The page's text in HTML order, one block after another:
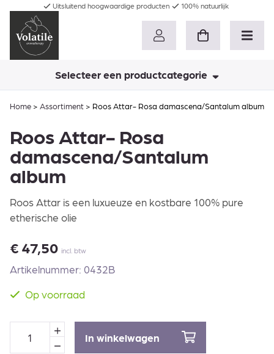
Uitsluitend hoogwaardige producten 100% natuurlijk
Selecteer een productcategorie
Home > Assortiment > Roos Attar- Rosa damascena/Santalum album
Roos Attar- Rosa
damascena/Santalum
album
Roos Attar is een luxueuze en kostbare 100% pure
etherische olie
€ 47,50 incl. btw
Artikelnummer: 0432B
Op voorraad
In winkelwagen